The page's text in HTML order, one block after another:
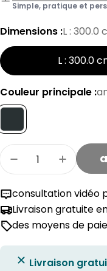
Simple, pratique et
Dimensions :L : 300.0
L : 300.0
Couleur principale :
Quantité
Réduire la
consultation vidéo
Livraison gratuite
des moyens de
Livraison